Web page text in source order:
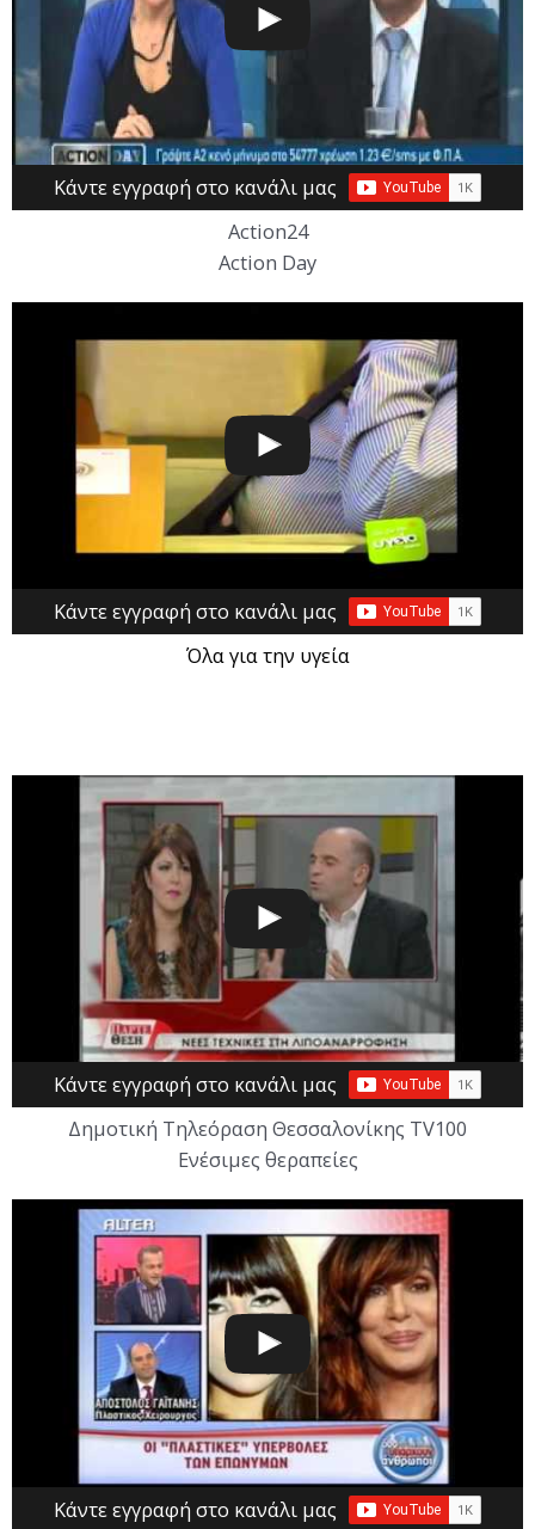
Κάντε εγγραφή στο κανάλι μας
Action24
Action Day
Κάντε εγγραφή στο κανάλι μας
Όλα για την υγεία
Κάντε εγγραφή στο κανάλι μας
Δημοτική Τηλεόραση Θεσσαλονίκης TV100
Ενέσιμες θεραπείες
Κάντε εγγραφή στο κανάλι μας